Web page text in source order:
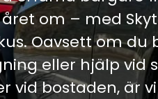
om – med
Oavsett om du
eller hjälp vid
vid bostaden, är